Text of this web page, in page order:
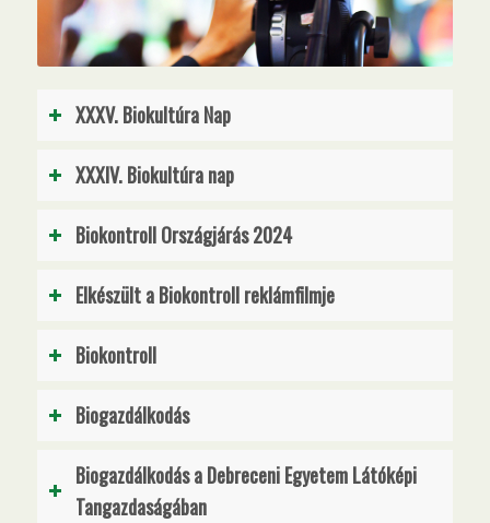
XXXV. Biokultúra Nap
XXXIV. Biokultúra nap
Biokontroll Országjárás 2024
Elkészült a Biokontroll reklámfilmje
Biokontroll
Biogazdálkodás
Biogazdálkodás a Debreceni Egyetem Látóképi
Tangazdaságában